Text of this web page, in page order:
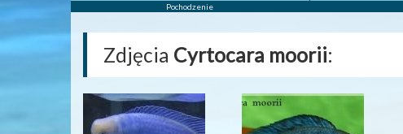
Pochodzenie
Zdjęcia Cyrtocara moorii: